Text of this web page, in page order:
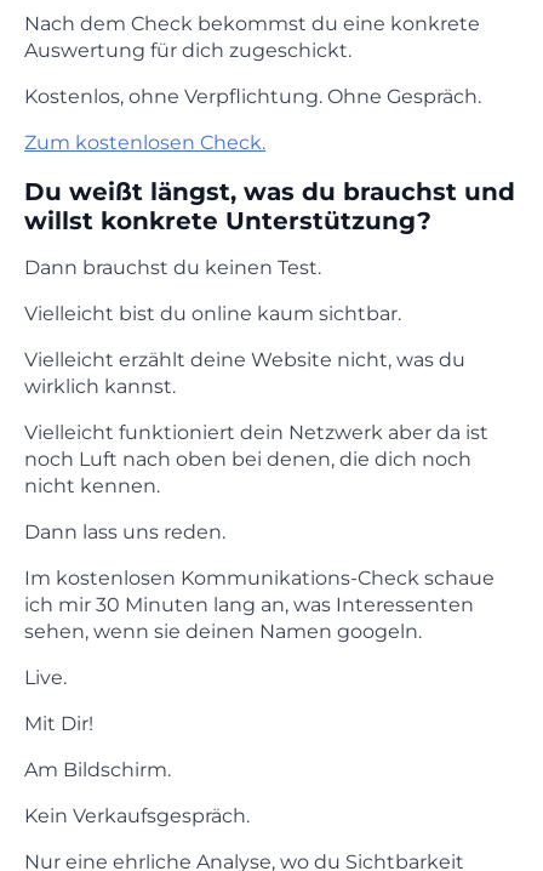
Nach dem Check bekommst du eine konkrete
Auswertung für dich zugeschickt.
Kostenlos, ohne Verpflichtung. Ohne Gespräch.
Zum kostenlosen Check.
Du weißt längst, was du brauchst und
willst konkrete Unterstützung?
Dann brauchst du keinen Test.
Vielleicht bist du online kaum sichtbar.
Vielleicht erzählt deine Website nicht, was du
wirklich kannst.
Vielleicht funktioniert dein Netzwerk aber da ist
noch Luft nach oben bei denen, die dich noch
nicht kennen.
Dann lass uns reden.
Im kostenlosen Kommunikations-Check schaue
ich mir 30 Minuten lang an, was Interessenten
sehen, wenn sie deinen Namen googeln.
Live.
Mit Dir!
Am Bildschirm.
Kein Verkaufsgespräch.
Nur eine ehrliche Analyse, wo du Sichtbarkeit